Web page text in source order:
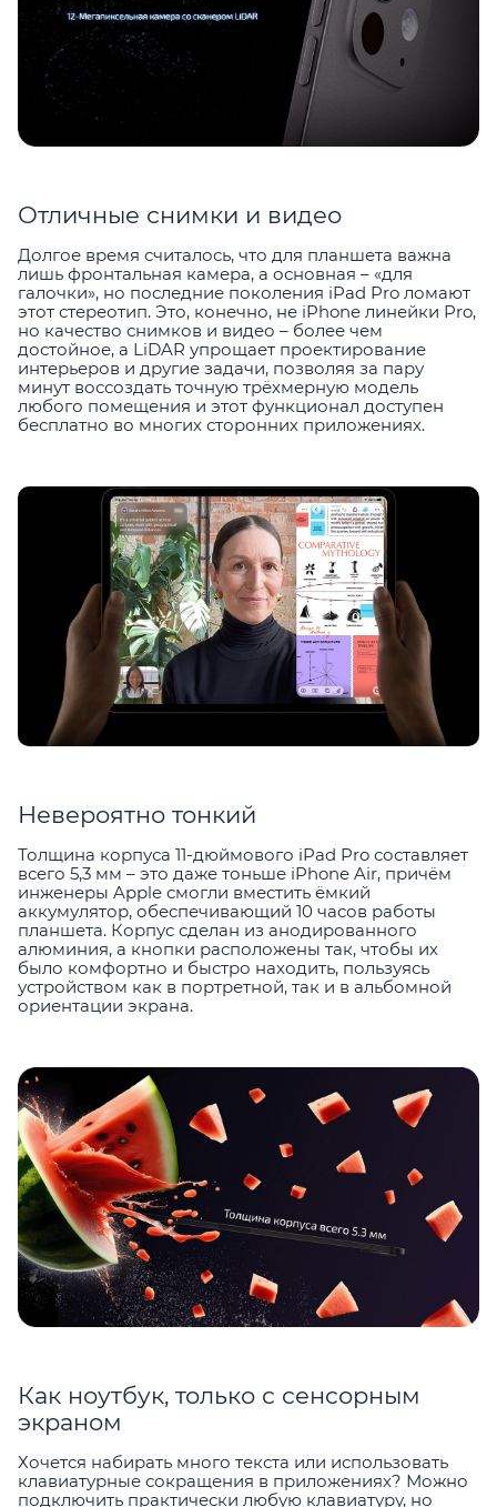
Отличные снимки и видео
Долгое время считалось, что для планшета важна
лишь фронтальная камера, а основная – «для
галочки», но последние поколения iPad Pro ломают
этот стереотип. Это, конечно, не iPhone линейки Pro,
но качество снимков и видео – более чем
достойное, а LiDAR упрощает проектирование
интерьеров и другие задачи, позволяя за пару
минут воссоздать точную трёхмерную модель
любого помещения и этот функционал доступен
бесплатно во многих сторонних приложениях.
Невероятно тонкий
Толщина корпуса 11-дюймового iPad Pro составляет
всего 5,3 мм – это даже тоньше iPhone Air, причём
инженеры Apple смогли вместить ёмкий
аккумулятор, обеспечивающий 10 часов работы
планшета. Корпус сделан из анодированного
алюминия, а кнопки расположены так, чтобы их
было комфортно и быстро находить, пользуясь
устройством как в портретной, так и в альбомной
ориентации экрана.
Как ноутбук, только с сенсорным
экраном
Хочется набирать много текста или использовать
клавиатурные сокращения в приложениях? Можно
подключить практически любую клавиатуру, но